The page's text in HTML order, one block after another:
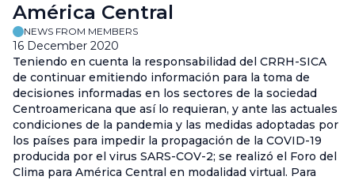
América Central
NEWS FROM MEMBERS
16 December 2020
Teniendo en cuenta la responsabilidad del CRRH-SICA
de continuar emitiendo información para la toma de
decisiones informadas en los sectores de la sociedad
Centroamericana que así lo requieran, y ante las actuales
condiciones de la pandemia y las medidas adoptadas por
los países para impedir la propagación de la COVID-19
producida por el virus SARS-COV-2; se realizó el Foro del
Clima para América Central en modalidad virtual. Para